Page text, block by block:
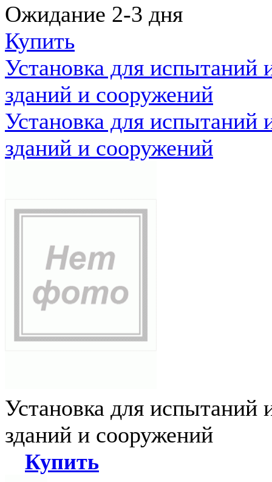
Ожидание 2-3 дня
Купить
Установка для испытаний
зданий и сооружений
Установка для испытаний
зданий и сооружений
Установка для испытаний
зданий и сооружений
Купить